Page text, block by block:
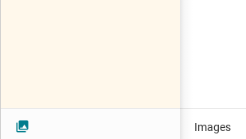
Images